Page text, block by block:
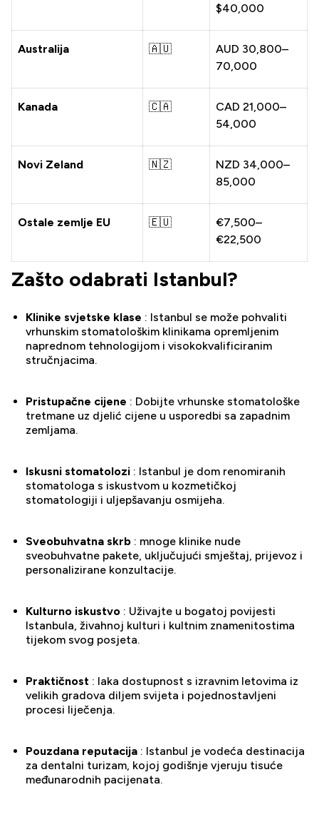
$40,000
Australija 🇦🇺
AUD 30,800–
70,000
Kanada 🇨🇦
CAD 21,000–
54,000
Novi Zeland 🇳🇿
NZD 34,000–
85,000
Ostale zemlje EU 🇪🇺
€7,500–
€22,500
Zašto odabrati Istanbul?
Klinike svjetske klase : Istanbul se može pohvaliti
vrhunskim stomatološkim klinikama opremljenim
naprednom tehnologijom i visokokvalificiranim
stručnjacima.
Pristupačne cijene : Dobijte vrhunske stomatološke
tretmane uz djelić cijene u usporedbi sa zapadnim
zemljama.
Iskusni stomatolozi : Istanbul je dom renomiranih
stomatologa s iskustvom u kozmetičkoj
stomatologiji i uljepšavanju osmijeha.
Sveobuhvatna skrb : mnoge klinike nude
sveobuhvatne pakete, uključujući smještaj, prijevoz i
personalizirane konzultacije.
Kulturno iskustvo : Uživajte u bogatoj povijesti
Istanbula, živahnoj kulturi i kultnim znamenitostima
tijekom svog posjeta.
Praktičnost : laka dostupnost s izravnim letovima iz
velikih gradova diljem svijeta i pojednostavljeni
procesi liječenja.
Pouzdana reputacija : Istanbul je vodeća destinacija
za dentalni turizam, kojoj godišnje vjeruju tisuće
međunarodnih pacijenata.